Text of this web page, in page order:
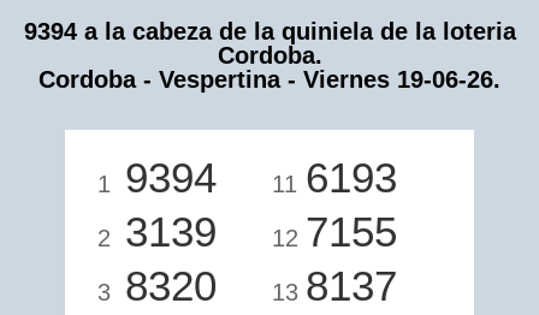
9394 a la cabeza de la quiniela de la loteria
Cordoba.
Cordoba - Vespertina - Viernes 19-06-26.
1 9394
2 3139
3 8320
11 6193
12 7155
13 8137